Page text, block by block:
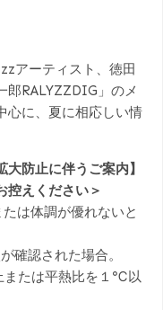
アーティスト、徳田
郎RALYZZDIG」のメ
心に、夏に相応しい情
大防止に伴うご案内】
控えください＞
は体調が優れないと
確認された場合。
たは平熱比を１℃以